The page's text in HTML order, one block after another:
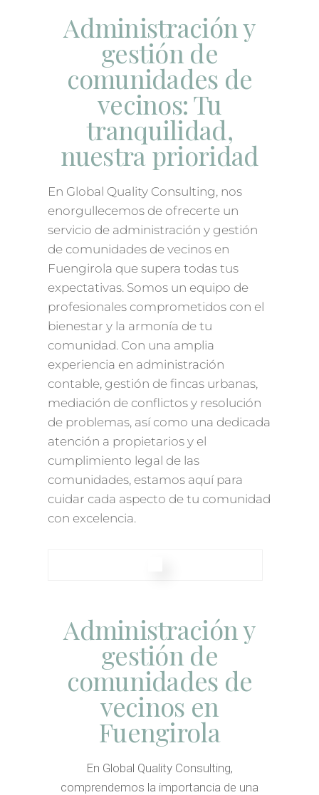
Administración y
gestión de
comunidades de
vecinos: Tu
tranquilidad,
nuestra prioridad
En Global Quality Consulting, nos
enorgullecemos de ofrecerte un
servicio de administración y gestión
de comunidades de vecinos en
Fuengirola que supera todas tus
expectativas. Somos un equipo de
profesionales comprometidos con el
bienestar y la armonía de tu
comunidad. Con una amplia
experiencia en administración
contable, gestión de fincas urbanas,
mediación de conflictos y resolución
de problemas, así como una dedicada
atención a propietarios y el
cumplimiento legal de las
comunidades, estamos aquí para
cuidar cada aspecto de tu comunidad
con excelencia.
Administración y
gestión de
comunidades de
vecinos en
Fuengirola
En Global Quality Consulting,
comprendemos la importancia de una